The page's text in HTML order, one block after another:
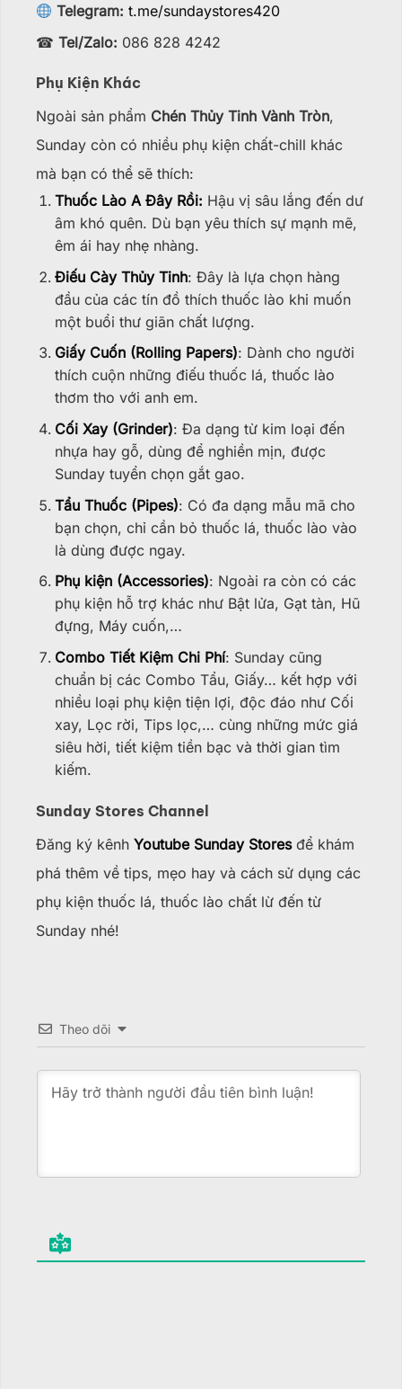
Telegram: t.me/sundaystores420
☎ Tel/Zalo: 086 828 4242
Phụ Kiện Khác
Ngoài sản phẩm Chén Thủy Tinh Vành Tròn,
Sunday còn có nhiều phụ kiện chất-chill khác
mà bạn có thể sẽ thích:
Thuốc Lào A Đây Rồi: Hậu vị sâu lắng đến dư
âm khó quên. Dù bạn yêu thích sự mạnh mẽ,
êm ái hay nhẹ nhàng.
Điếu Cày Thủy Tinh: Đây là lựa chọn hàng
đầu của các tín đồ thích thuốc lào khi muốn
một buổi thư giãn chất lượng.
Giấy Cuốn (Rolling Papers): Dành cho người
thích cuộn những điếu thuốc lá, thuốc lào
thơm tho với anh em.
Cối Xay (Grinder): Đa dạng từ kim loại đến
nhựa hay gỗ, dùng để nghiền mịn, được
Sunday tuyển chọn gắt gao.
Tẩu Thuốc (Pipes): Có đa dạng mẫu mã cho
bạn chọn, chỉ cần bỏ thuốc lá, thuốc lào vào
là dùng được ngay.
Phụ kiện (Accessories): Ngoài ra còn có các
phụ kiện hỗ trợ khác như Bật lửa, Gạt tàn, Hũ
đựng, Máy cuốn,…
Combo Tiết Kiệm Chi Phí: Sunday cũng
chuẩn bị các Combo Tẩu, Giấy… kết hợp với
nhiều loại phụ kiện tiện lợi, độc đáo như Cối
xay, Lọc rời, Tips lọc,… cùng những mức giá
siêu hời, tiết kiệm tiền bạc và thời gian tìm
kiếm.
Sunday Stores Channel
Đăng ký kênh Youtube Sunday Stores để khám
phá thêm về tips, mẹo hay và cách sử dụng các
phụ kiện thuốc lá, thuốc lào chất lừ đến từ
Sunday nhé!
Theo dõi